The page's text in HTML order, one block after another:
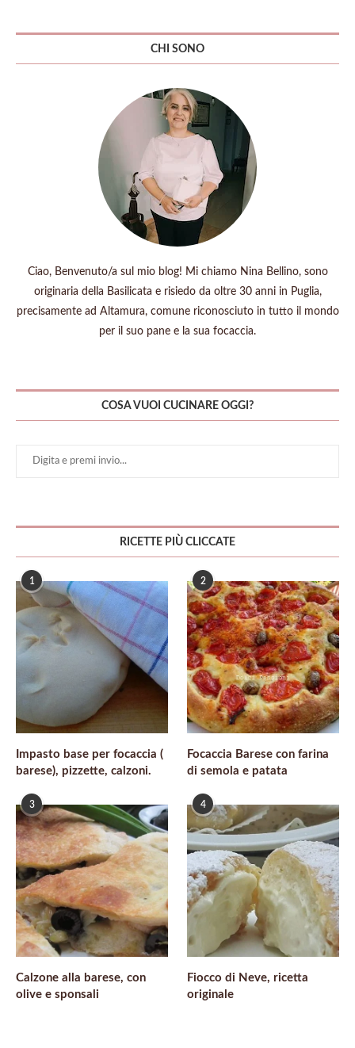
CHI SONO
Ciao, Benvenuto/a sul mio blog! Mi chiamo Nina Bellino, sono
originaria della Basilicata e risiedo da oltre 30 anni in Puglia,
precisamente ad Altamura, comune riconosciuto in tutto il mondo
per il suo pane e la sua focaccia.
COSA VUOI CUCINARE OGGI?
RICETTE PIÙ CLICCATE
1
Impasto base per focaccia (
barese), pizzette, calzoni.
2
Focaccia Barese con farina
di semola e patata
3
Calzone alla barese, con
olive e sponsali
4
Fiocco di Neve, ricetta
originale